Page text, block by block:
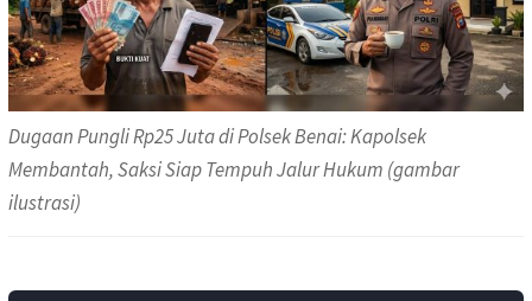
Dugaan Pungli Rp25 Juta di Polsek Benai: Kapolsek
Membantah, Saksi Siap Tempuh Jalur Hukum (gambar
ilustrasi)